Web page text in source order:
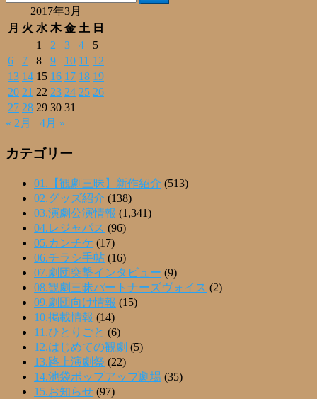
2017年3月
月 火 水 木 金 土 日
1
2 3 4
5
6
7 8 9 10 11 12
13 14 15 16 17 18 19
20 21 22 23 24 25 26
27 28 29 30 31
« 2月
4月 »
カテゴリー
01.【観劇三昧】新作紹介 (513)
02.グッズ紹介 (138)
03.演劇公演情報 (1,341)
04.レジャパス (96)
05.カンチケ (17)
06.チラシ手帖 (16)
07.劇団突撃インタビュー (9)
08.観劇三昧パートナーズヴォイス (2)
09.劇団向け情報 (15)
10.掲載情報 (14)
11.ひとりごと (6)
12.はじめての観劇 (5)
13.路上演劇祭 (22)
14.池袋ポップアップ劇場 (35)
15.お知らせ (97)